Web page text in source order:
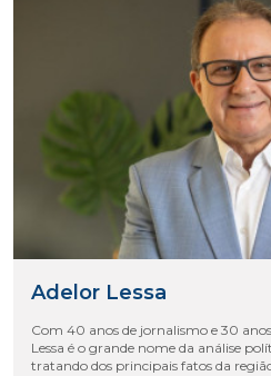
Adelor Lessa
Com 40 anos de jornalismo e 30
Lessa é o grande nome da análise
tratando dos principais fatos da